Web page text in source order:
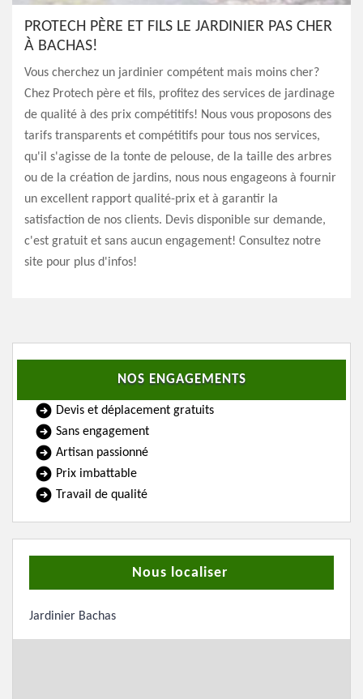
PROTECH PÈRE ET FILS LE JARDINIER PAS CHER
À BACHAS!
Vous cherchez un jardinier compétent mais moins cher?
Chez Protech père et fils, profitez des services de jardinage
de qualité à des prix compétitifs! Nous vous proposons des
tarifs transparents et compétitifs pour tous nos services,
qu'il s'agisse de la tonte de pelouse, de la taille des arbres
ou de la création de jardins, nous nous engageons à fournir
un excellent rapport qualité-prix et à garantir la
satisfaction de nos clients. Devis disponible sur demande,
c'est gratuit et sans aucun engagement! Consultez notre
site pour plus d'infos!
NOS ENGAGEMENTS
Devis et déplacement gratuits
Sans engagement
Artisan passionné
Prix imbattable
Travail de qualité
Nous localiser
Jardinier Bachas